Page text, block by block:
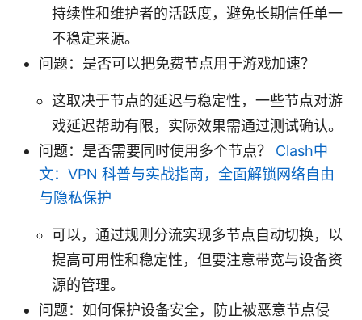
持续性和维护者的活跃度，避免长期信任单一
不稳定来源。
问题：是否可以把免费节点用于游戏加速？
这取决于节点的延迟与稳定性，一些节点对游
戏延迟帮助有限，实际效果需通过测试确认。
问题：是否需要同时使用多个节点？ Clash中
文：VPN 科普与实战指南，全面解锁网络自由
与隐私保护
可以，通过规则分流实现多节点自动切换，以
提高可用性和稳定性，但要注意带宽与设备资
源的管理。
问题：如何保护设备安全，防止被恶意节点侵